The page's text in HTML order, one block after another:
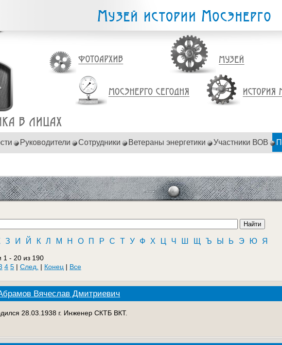
Руководители Сотрудники Ветераны энергетики Участники ВОВ
З И Й К Л М Н О П Р С Т У Ф Х Ц Ч Ш Щ Ъ Ы Ь Э Ю Я
1 - 20 из 190
4 5 | След. | Конец | Все
Вячеслав Дмитриевич
28.03.1938 г. Инженер СКТБ ВКТ.